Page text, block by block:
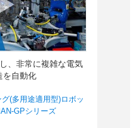
、非常に複雑な電気
を自動化
(多用途適用型)ロボッ
GPシリーズ